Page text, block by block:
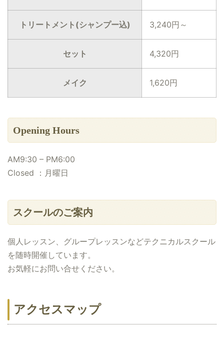
トリートメント(シャンプー込) 3,240円～
セット 4,320円
メイク 1,620円
Opening Hours
AM9:30 – PM6:00
Closed ：月曜日
スクールのご案内
個人レッスン、グループレッスンなどテクニカルスクール
を随時開催しています。
お気軽にお問い合せください。
アクセスマップ